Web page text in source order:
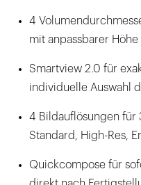
4
mit anpassbarer
Smartview 2.0 für
individuelle Auswahl
4 Bildauflösungen für
Standard, High-Res,
Quickcompose für